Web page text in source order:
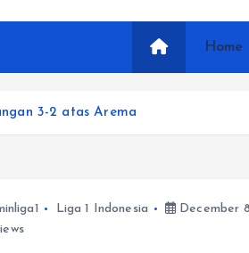
Home
3-2 atas Arema
Liga 1 Indonesia
December